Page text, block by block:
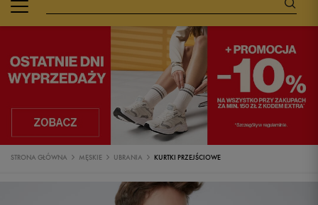
STRONA GŁÓWNA MĘSKIE UBRANIA KURTKI PRZEJŚCIOWE